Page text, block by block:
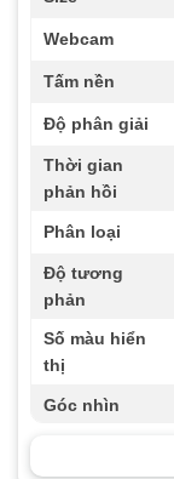
Webcam
Tấm nền
Độ phân giải
Thời gian
phản hồi
Phân loại
Độ tương
phản
Số màu hiển
thị
Góc nhìn